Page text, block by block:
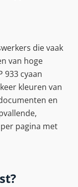
die vaak
van hoge
933 cyaan
kleuren van
en
pagina met